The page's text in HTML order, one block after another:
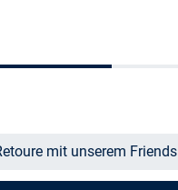
mit unserem Friends